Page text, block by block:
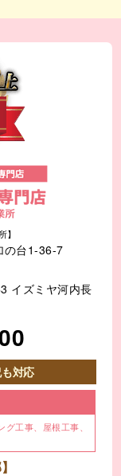
】
の台1-36-7
イズミヤ河内長
対応
工事、 屋根工事、